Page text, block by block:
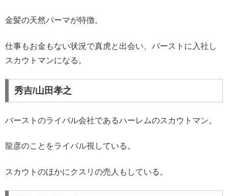
金髪の天然パーマが特徴。
仕事もお金もない状況で真虎と出会い、バーストに入社し
スカウトマンになる。
秀吉/山田孝之
バーストのライバル会社であるハーレムのスカウトマン。
龍彦のことをライバル視している。
スカウトのほかにクスリの売人もしている。